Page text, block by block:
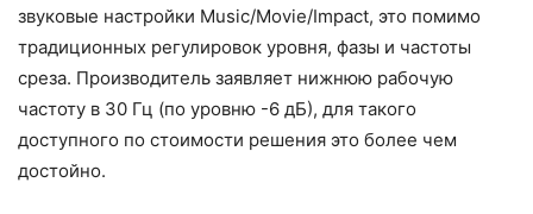
звуковые настройки Music/Movie/Impact, это помимо
традиционных регулировок уровня, фазы и частоты
среза. Производитель заявляет нижнюю рабочую
частоту в 30 Гц (по уровню -6 дБ), для такого
доступного по стоимости решения это более чем
достойно.